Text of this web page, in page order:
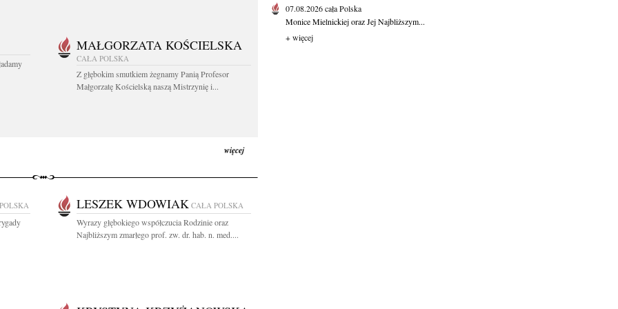
MAŁGORZATA KOŚCIELSKA
CAŁA POLSKA
Z głębokim smutkiem żegnamy Panią Profesor
Małgorzatę Kościelską naszą Mistrzynię i...
więcej
LESZEK WDOWIAK CAŁA POLSKA
Wyrazy głębokiego współczucia Rodzinie oraz
Najbliższym zmarłego prof. zw. dr. hab. n. med....
07.08.2026cała Polska
Monice Mielnickiej oraz Jej Najbliższym...
+ więcej